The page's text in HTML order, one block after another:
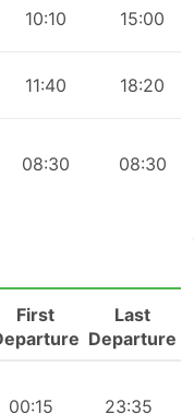
10:10 15:00
11:40 18:20
08:30 08:30
First
Last
Departure
00:15 23:35